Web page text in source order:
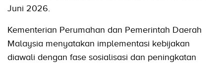
Juni 2026.
Kementerian Perumahan dan Pemerintah Daerah
Malaysia menyatakan implementasi kebijakan
diawali dengan fase sosialisasi dan peningkatan